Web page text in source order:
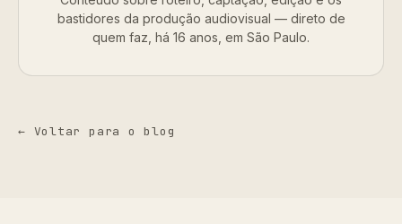
bastidores da produção audiovisual — direto de
quem faz, há 16 anos, em São Paulo.
← Voltar para o blog